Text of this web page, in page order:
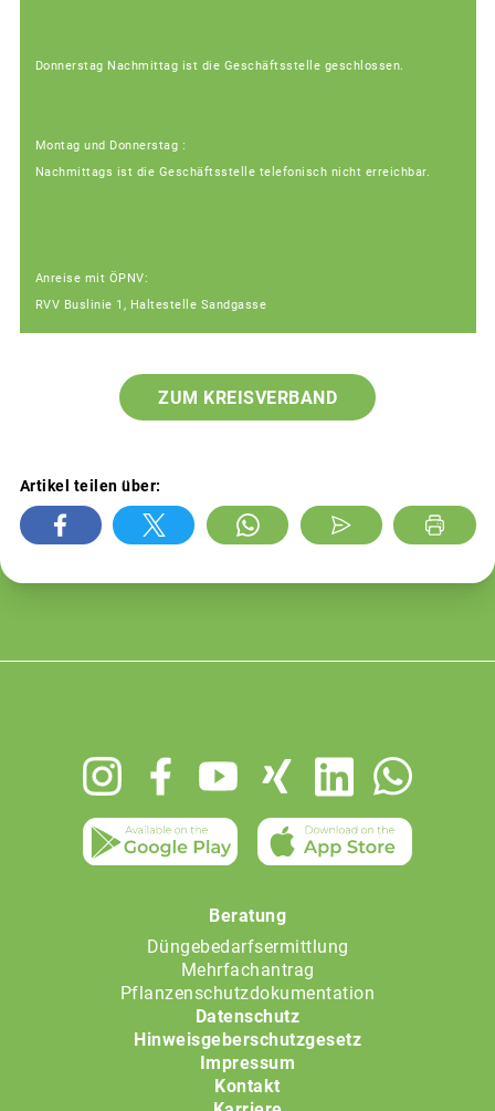
Donnerstag Nachmittag ist die Geschäftsstelle geschlossen.
Montag und Donnerstag :
Nachmittags ist die Geschäftsstelle telefonisch nicht erreichbar.
Anreise mit ÖPNV:
RVV Buslinie 1, Haltestelle Sandgasse
ZUM KREISVERBAND
Artikel teilen über:
Beratung
Düngebedarfsermittlung
Mehrfachantrag
Pflanzenschutzdokumentation
Datenschutz
Hinweisgeberschutzgesetz
Impressum
Kontakt